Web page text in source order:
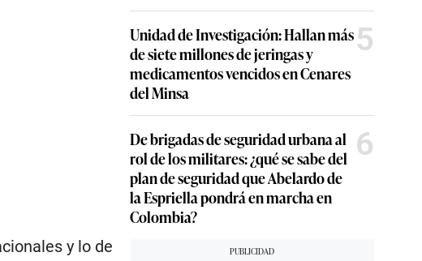
y lo de
Unidad de Investigación: Hallan más
de siete millones de jeringas y
medicamentos vencidos en Cenares
del Minsa
5
De brigadas de seguridad urbana al
rol de los militares: ¿qué se sabe del
plan de seguridad que Abelardo de
la Espriella pondrá en marcha en
Colombia?
6